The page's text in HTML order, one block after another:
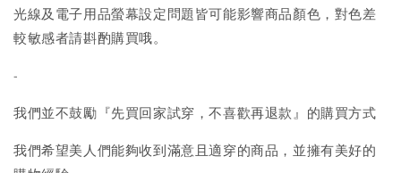
光線及電子用品螢幕設定問題皆可能影響商品顏色，對色差
較敏感者請斟酌購買哦。
-
我們並不鼓勵『先買回家試穿，不喜歡再退款』的購買方式
我們希望美人們能夠收到滿意且適穿的商品，並擁有美好的